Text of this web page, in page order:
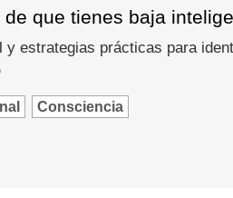
que tienes baja
y estrategias prácticas para
Consciencia